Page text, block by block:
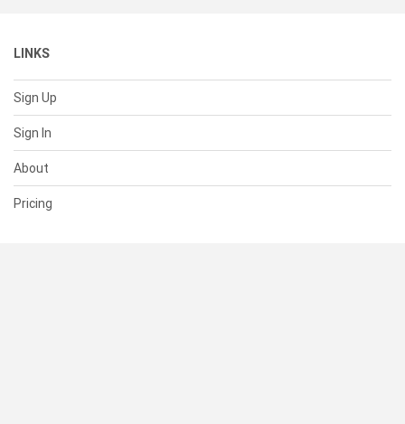
LINKS
Sign Up
Sign In
About
Pricing